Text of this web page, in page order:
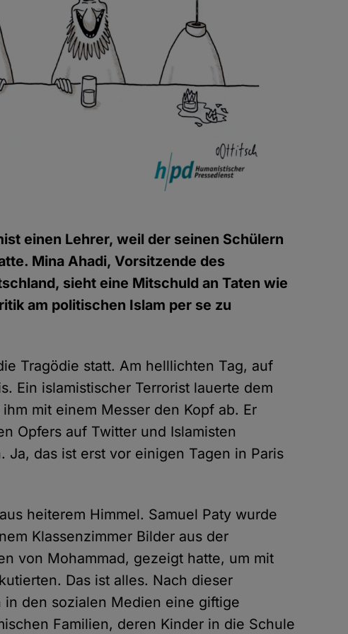
einen Lehrer, weil der seinen Schülern
Mina Ahadi, Vorsitzende des
sieht eine Mitschuld an Taten wie
am politischen Islam per se zu
Tragödie statt. Am helllichten Tag, auf
Ein islamistischer Terrorist lauerte dem
mit einem Messer den Kopf ab. Er
Opfers auf Twitter und Islamisten
das ist erst vor einigen Tagen in Paris
heiterem Himmel. Samuel Paty wurde
Klassenzimmer Bilder aus der
von Mohammad, gezeigt hatte, um mit
Das ist alles. Nach dieser
den sozialen Medien eine giftige
Familien, deren Kinder in die Schule